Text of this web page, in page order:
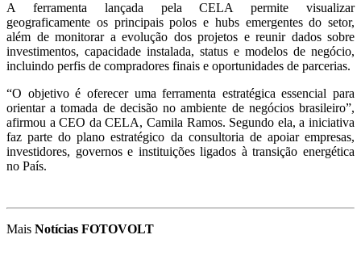
A ferramenta lançada pela CELA permite visualizar
geograficamente os principais polos e hubs emergentes do setor,
além de monitorar a evolução dos projetos e reunir dados sobre
investimentos, capacidade instalada, status e modelos de negócio,
incluindo perfis de compradores finais e oportunidades de parcerias.
“O objetivo é oferecer uma ferramenta estratégica essencial para
orientar a tomada de decisão no ambiente de negócios brasileiro”,
afirmou a CEO da CELA, Camila Ramos. Segundo ela, a iniciativa
faz parte do plano estratégico da consultoria de apoiar empresas,
investidores, governos e instituições ligados à transição energética
no País.
Mais Notícias FOTOVOLT